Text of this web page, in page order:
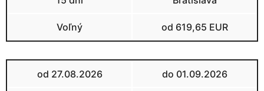
Voľný od 619,65 EUR
od 27.08.2026 do 01.09.2026